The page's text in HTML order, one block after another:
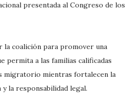
presentada al Congreso de los
coalición para promover una
permita a las familias calificadas
migratorio mientras fortalecen la
la responsabilidad legal.